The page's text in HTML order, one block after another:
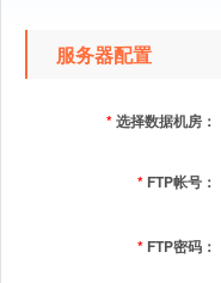
服务器配置
*选择数据机房：
* FTP帐号：
* FTP密码：